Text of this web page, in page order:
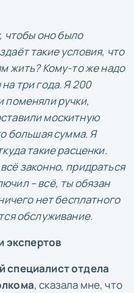
чтобы оно было
такие условия, что
жить? Кому-то же надо
три года. Я 200
поменяли ручки,
москитную
большая сумма. Я
такие расценки.
законно, придраться
– всё, ты обязан
нет бесплатного
обслуживание.
экспертов
специалист отдела
, сказала мне, что